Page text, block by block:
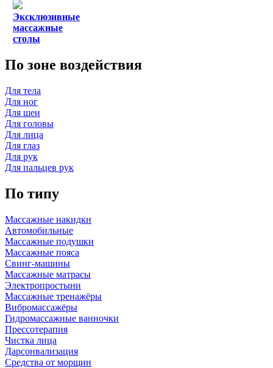
Эксклюзивные
массажные
столы
По зоне воздействия
Для тела
Для ног
Для шеи
Для головы
Для лица
Для глаз
Для рук
Для пальцев рук
По типу
Массажные накидки
Автомобильные
Массажные подушки
Массажные пояса
Свинг-машины
Массажные матрасы
Электропростыни
Массажные тренажёры
Вибромассажёры
Гидромассажные ванночки
Прессотерапия
Чистка лица
Дарсонвализация
Средства от морщин